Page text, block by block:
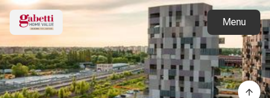
Menu
Torna ai progetti